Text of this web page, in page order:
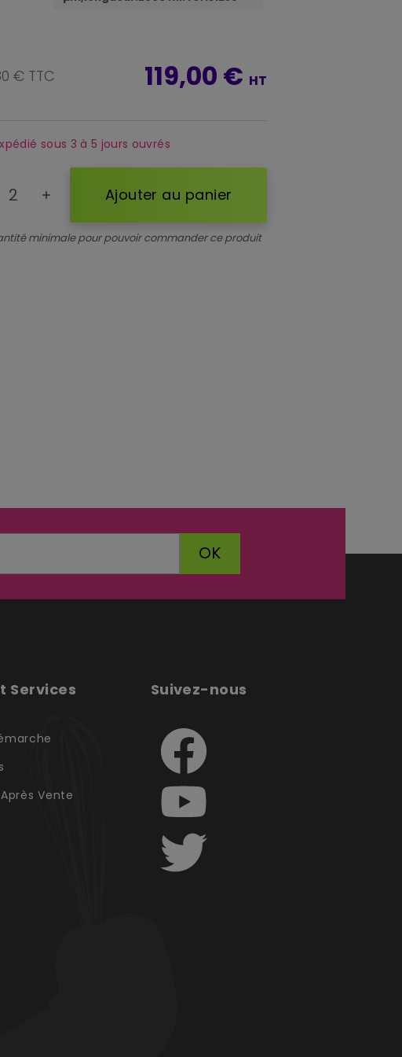
€ TTC 119,00 € HT
sous 3 à 5 jours ouvrés
add Ajouter au panier
minimale pour pouvoir commander ce produit
OK
Services
Vente
Suivez-nous